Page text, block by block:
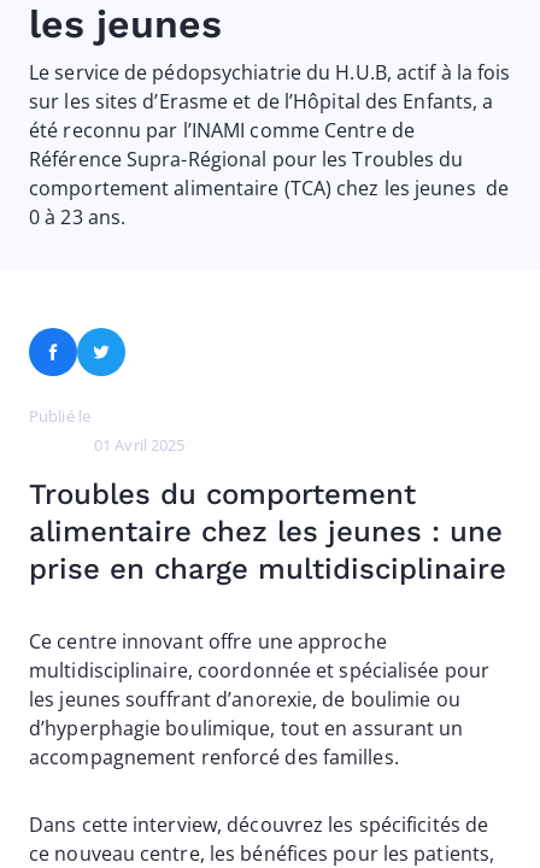
les jeunes
Le service de pédopsychiatrie du H.U.B, actif à la fois
sur les sites d’Erasme et de l’Hôpital des Enfants, a
été reconnu par l’INAMI comme Centre de
Référence Supra-Régional pour les Troubles du
comportement alimentaire (TCA) chez les jeunes de
0 à 23 ans.
FacebookTwitter
Publié le
01 Avril 2025
Troubles du comportement
alimentaire chez les jeunes : une
prise en charge multidisciplinaire
Ce centre innovant offre une approche
multidisciplinaire, coordonnée et spécialisée pour
les jeunes souffrant d’anorexie, de boulimie ou
d’hyperphagie boulimique, tout en assurant un
accompagnement renforcé des familles.
Dans cette interview, découvrez les spécificités de
ce nouveau centre, les bénéfices pour les patients,